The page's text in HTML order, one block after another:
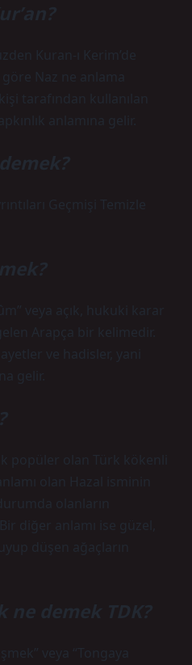
Kuran-ı Kerim’de
göre Naz ne anlama
tarafından kullanılan
anlamına gelir.
Geçmişi Temizle
Arapça bir kelimedir.
ve hadisler, yani
gelir.
popüler olan Türk kökenli
olan Hazal isminin
olanların
diğer anlamı ise güzel,
düşen ağaçların
ne demek TDK?
veya “Tongaya